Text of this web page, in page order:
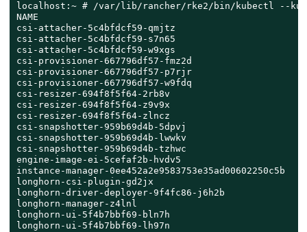
localhost:~ # /var/lib/rancher/rke2/bin/kubectl --
NAME                                                READY
csi-attacher-5c4bfdcf59-qmjtz
csi-attacher-5c4bfdcf59-s7n65
csi-attacher-5c4bfdcf59-w9xgs
csi-provisioner-667796df57-fmz2d
csi-provisioner-667796df57-p7rjr
csi-provisioner-667796df57-w9fdq
csi-resizer-694f8f5f64-2rb8v
csi-resizer-694f8f5f64-z9v9x
csi-resizer-694f8f5f64-zlncz
csi-snapshotter-959b69d4b-5dpvj
csi-snapshotter-959b69d4b-lwwkv
csi-snapshotter-959b69d4b-tzhwc
engine-image-ei-5cefaf2b-hvdv5
instance-manager-
longhorn-csi-plugin-gd2jx
longhorn-driver-deployer-9f4fc86-j6h2b
longhorn-manager-z4lnl
longhorn-ui-5f4b7bbf69-bln7h                        1/
longhorn-ui-5f4b7bbf69-lh97n                        1/1